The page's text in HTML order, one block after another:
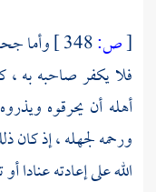
[ص:
وأما
فلا يكفر صاحبه به
أهله أن يحرقوه
ورحمه لجهله ، إذ كان
الله على إعادته عنادا